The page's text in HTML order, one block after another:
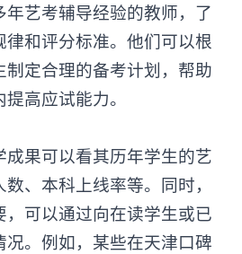
年艺考辅导经验的教师，了
和评分标准。他们可以根
定合理的备考计划，帮助
高应试能力。
果可以看其历年学生的艺
、本科上线率等。同时，
可以通过向在读学生或已
。例如，某些在天津口碑